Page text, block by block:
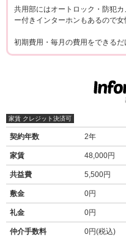
共用部にはオートロック・防犯
ー付きインターホンもあるので
初期費用・毎月の費用をできる
家賃 クレジット決済可
契約年数 2年
家賃 48,000円
共益費 5,500円
敷金 0円
礼金 0円
仲介手数料 0円(税込)